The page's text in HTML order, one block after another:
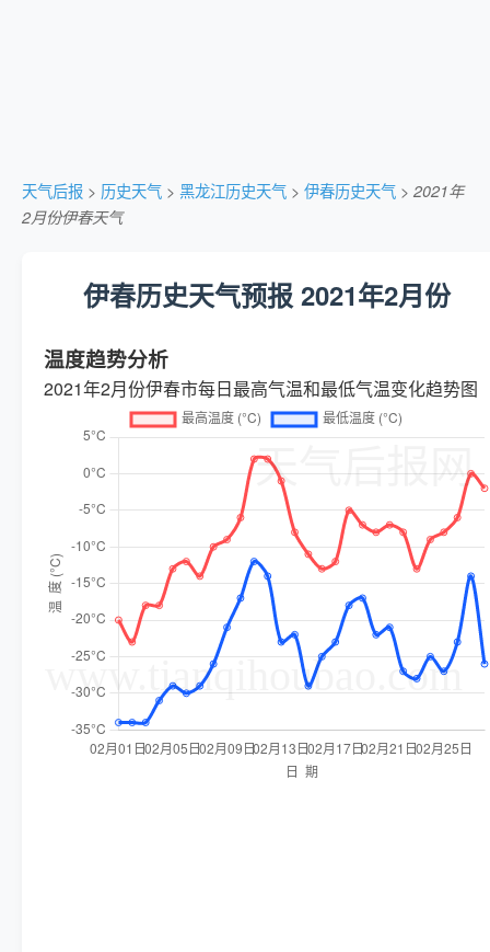
天气后报 > 历史天气 > 黑龙江历史天气 > 伊春历史天气 > 2021年
2月份伊春天气
伊春历史天气预报 2021年2月份
温度趋势分析
2021年2月份伊春市每日最高气温和最低气温变化趋势图